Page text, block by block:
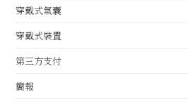
穿戴式氣囊
穿戴式裝置
第三方支付
簡報